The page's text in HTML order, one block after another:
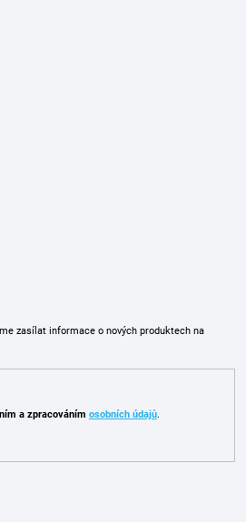
zasílat informace o nových produktech na
a zpracováním osobních údajů.